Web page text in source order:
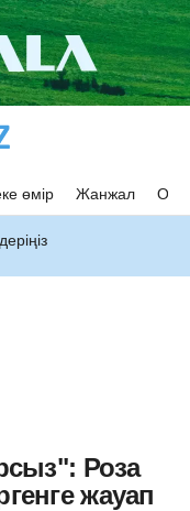
өмір Жанжал
Роза
жауап